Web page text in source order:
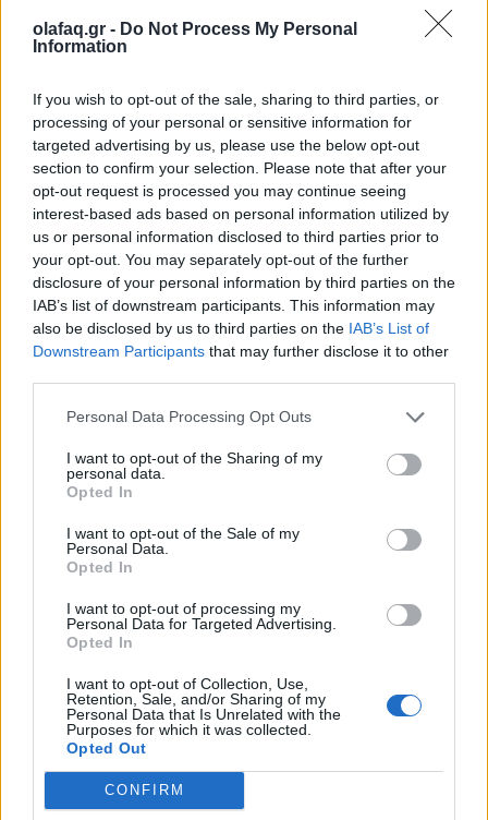
olafaq.gr - Do Not Process My Personal
Information
If you wish to opt-out of the sale, sharing to third parties, or
processing of your personal or sensitive information for
targeted advertising by us, please use the below opt-out
section to confirm your selection. Please note that after your
opt-out request is processed you may continue seeing
interest-based ads based on personal information utilized by
us or personal information disclosed to third parties prior to
your opt-out. You may separately opt-out of the further
disclosure of your personal information by third parties on the
IAB’s list of downstream participants. This information may
also be disclosed by us to third parties on the IAB’s List of
Downstream Participants that may further disclose it to other
Personal Data Processing Opt Outs
I want to opt-out of the Sharing of my
personal data.
Opted In
I want to opt-out of the Sale of my
Personal Data.
Opted In
I want to opt-out of processing my
Personal Data for Targeted Advertising.
Opted In
I want to opt-out of Collection, Use,
Retention, Sale, and/or Sharing of my
Personal Data that Is Unrelated with the
Purposes for which it was collected.
Opted Out
CONFIRM
Δείτε επίσης
Διεθνή
Ο Πάπας Λέων ΙΔ’ και η εγκύκλιος για την
Τεχνητή Νοημοσύνη, τη δημοκρατία και τη
συγκέντρωση ισχύος
02.06.26
Στην πρώτη του εγκύκλιο "Magnifica Humanitas", ο Πάπας
Λέων ΙΔ’ χρησιμοποιεί την ΤΝ ως αφετηρία για να
καταγγείλει την ανισότητα, τον πόλεμο, τη διάβρωση της
δημοκρατίας και τη συγκέντρωση εξουσίας σε